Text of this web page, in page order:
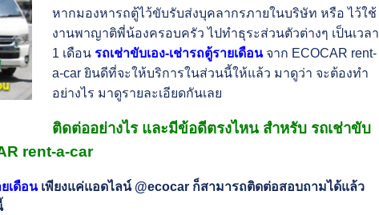
หากมองหารถตู้ไว้ขับรับส่งบุคลากรภายในบริษัท หรือ ไว้ใช้
งานพาญาติพี่น้องครอบครัว ไปทำธุระส่วนตัวต่างๆ เป็นเวลา
1 เดือนรถเช่าขับเอง-เช่ารถตู้รายเดือนจาก ECOCAR rent-
a-car ยินดีที่จะให้บริการในส่วนนี้ให้แล้ว มาดูว่า จะต้องทำ
อย่างไร มาดูรายละเอียดกันเลย
ติดต่ออย่างไร และมีข้อดีตรงไหน สำหรับ รถเช่าขับ
rent-a-car
เดือนเพียงแค่แอดไลน์ @ecocar ก็สามารถติดต่อสอบถามได้แล้ว